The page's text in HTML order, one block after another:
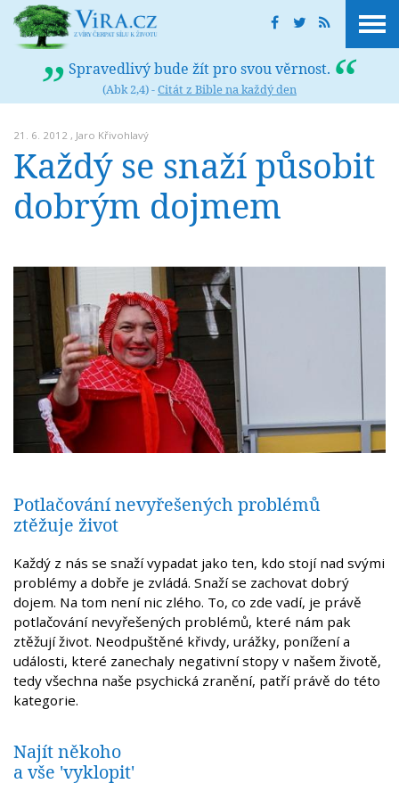
Spravedlivý bude žít pro svou věrnost.
(Abk 2,4) -Citát z Bible na každý den
21. 6. 2012 , Jaro Křivohlavý
Každý se snaží působit
dobrým dojmem
Potlačování nevyřešených problémů
ztěžuje život
Každý z nás se snaží vypadat jako ten, kdo stojí nad svými
problémy a dobře je zvládá. Snaží se zachovat dobrý
dojem. Na tom není nic zlého. To, co zde vadí, je právě
potlačování nevyřešených problémů, které nám pak
ztěžují život. Neodpuštěné křivdy, urážky, ponížení a
události, které zanechaly negativní stopy v našem životě,
tedy všechna naše psychická zranění, patří právě do této
kategorie.
Najít někoho
a vše 'vyklopit'